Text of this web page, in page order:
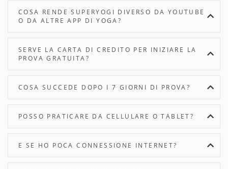
COSA RENDE SUPERYOGI DIVERSO DA YOUTUBE
O DA ALTRE APP DI YOGA?
SERVE LA CARTA DI CREDITO PER INIZIARE LA
PROVA GRATUITA?
COSA SUCCEDE DOPO I 7 GIORNI DI PROVA?
POSSO PRATICARE DA CELLULARE O TABLET?
E SE HO POCA CONNESSIONE INTERNET?